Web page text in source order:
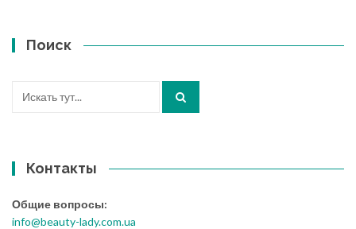
Поиск
Контакты
Общие вопросы:
info@beauty-lady.com.ua